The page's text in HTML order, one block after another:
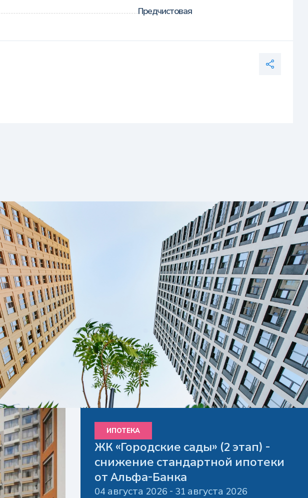
Предчистовая
ИПОТЕКА
ЖК «Городские сады» (2 этап) -
снижение стандартной ипотеки
от Альфа-Банка
04 августа 2026 - 31 августа 2026